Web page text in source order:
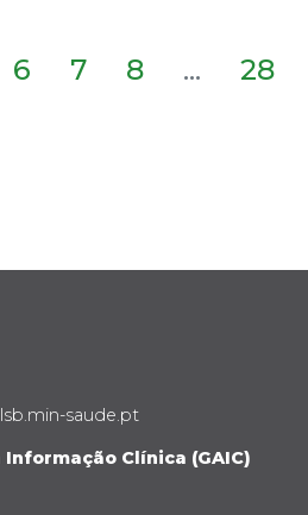
6 7 8 ... 28
saude.pt
Clínica (GAIC)